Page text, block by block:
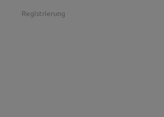
Registrierung